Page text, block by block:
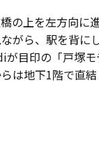
の上を左方向に
がら、駅を背に
目印の「戸塚
は地下1階で直